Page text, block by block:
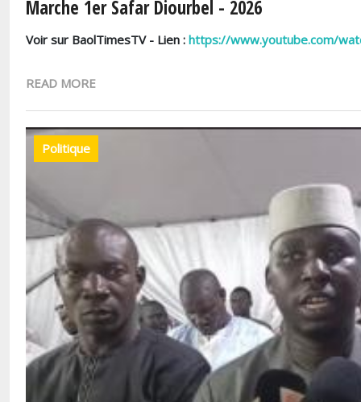
Marche 1er Safar Diourbel - 2026
Voir sur BaolTimesTV - Lien : https://www.youtube.com/
READ MORE
Politique